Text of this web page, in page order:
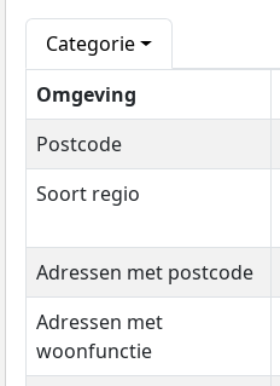
Categorie
Omgeving
Postcode
Soort regio
Adressen met postcode
Adressen met
woonfunctie